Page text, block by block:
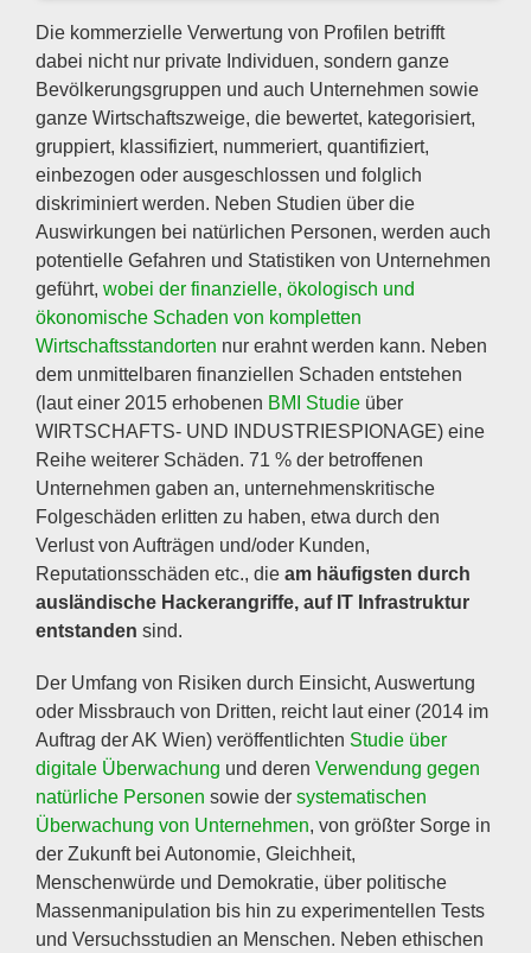
Die kommerzielle Verwertung von Profilen betrifft
dabei nicht nur private Individuen, sondern ganze
Bevölkerungsgruppen und auch Unternehmen sowie
ganze Wirtschaftszweige, die bewertet, kategorisiert,
gruppiert, klassifiziert, nummeriert, quantifiziert,
einbezogen oder ausgeschlossen und folglich
diskriminiert werden. Neben Studien über die
Auswirkungen bei natürlichen Personen, werden auch
potentielle Gefahren und Statistiken von Unternehmen
geführt, wobei der finanzielle, ökologisch und
ökonomische Schaden von kompletten
Wirtschaftsstandorten nur erahnt werden kann. Neben
dem unmittelbaren finanziellen Schaden entstehen
(laut einer 2015 erhobenen BMI Studie über
WIRTSCHAFTS- UND INDUSTRIESPIONAGE) eine
Reihe weiterer Schäden. 71 % der betroffenen
Unternehmen gaben an, unternehmenskritische
Folgeschäden erlitten zu haben, etwa durch den
Verlust von Aufträgen und/oder Kunden,
Reputationsschäden etc., die am häufigsten durch
ausländische Hackerangriffe, auf IT Infrastruktur
entstanden sind.
Der Umfang von Risiken durch Einsicht, Auswertung
oder Missbrauch von Dritten, reicht laut einer (2014 im
Auftrag der AK Wien) veröffentlichten Studie über
digitale Überwachung und deren Verwendung gegen
natürliche Personen sowie der systematischen
Überwachung von Unternehmen, von größter Sorge in
der Zukunft bei Autonomie, Gleichheit,
Menschenwürde und Demokratie, über politische
Massenmanipulation bis hin zu experimentellen Tests
und Versuchsstudien an Menschen. Neben ethischen